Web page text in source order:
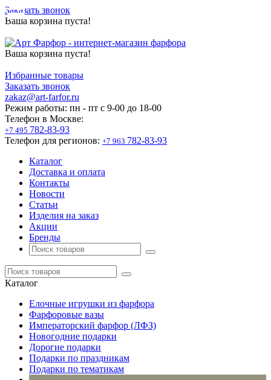
Заказать звонок
Ваша корзина пуста!
Ваша корзина пуста!
Избранные товары
Заказать звонок
zakaz@art-farfor.ru
Режим работы: пн - пт c 9-00 до 18-00
Телефон в Москве:
+7 495 782-83-93
Телефон для регионов: +7 963 782-83-93
Каталог
Доставка и оплата
Контакты
Новости
Статьи
Изделия на заказ
Акции
Бренды
Каталог
Елочные игрушки из фарфора
Фарфоровые вазы
Императорский фарфор (ЛФЗ)
Новогодние подарки
Дорогие подарки
Подарки по праздникам
Подарки по тематикам